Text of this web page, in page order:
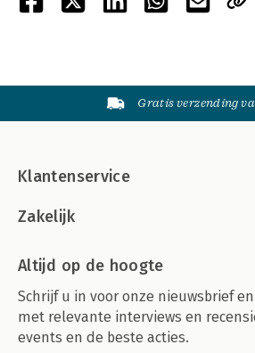
Gratis verzending
Klantenservice
Zakelijk
Altijd op de hoogte
Schrijf u in voor onze nieuwsbrief
met relevante interviews en
events en de beste acties.